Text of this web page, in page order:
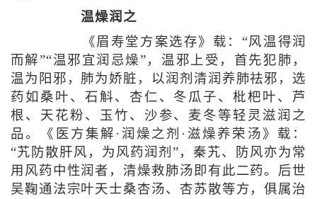
温燥润之
《眉寿堂方案选存》载：“风温得润
而解”“温邪宜润忌燥”，温邪上受，首先犯肺，
温为阳邪，肺为娇脏，以润剂清润养肺祛邪，选
药如桑叶、石斛、杏仁、冬瓜子、枇杷叶、芦
根、天花粉、玉竹、沙参、麦冬等轻灵滋润之
品。《医方集解·润燥之剂·滋燥养荣汤》载：
“艽防散肝风，为风药润剂”，秦艽、防风亦为常
用风药中性润者，清燥救肺汤即有此二药。后世
吴鞠通法宗叶天士桑杏汤、杏苏散等方，俱属治